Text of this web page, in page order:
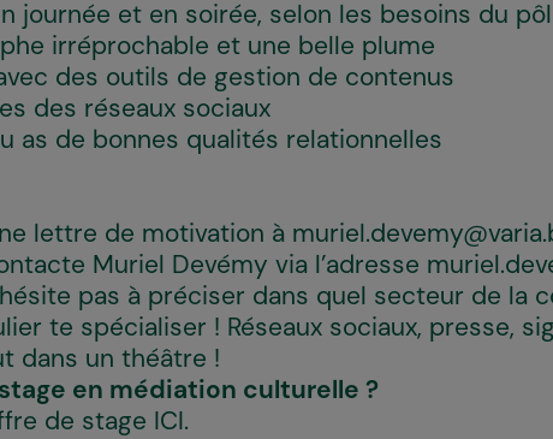
journée et en soirée, selon les besoins du
irréprochable et une belle plume
des outils de gestion de contenus
des réseaux sociaux
as de bonnes qualités relationnelles
lettre de motivation à
Muriel Devémy via l’adresse
pas à préciser dans quel secteur de la
te spécialiser ! Réseaux sociaux, presse,
dans un théâtre !
stage en médiation culturelle ?
de stage ICI.